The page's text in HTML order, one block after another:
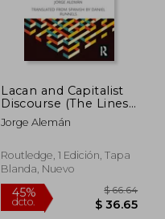
Lacan and Capitalist
Discourse (The Lines
of the Symbolic in
Psychoanalysis Series)
Jorge Alemán
Routledge, 1 Edición, Tapa
Blanda, Nuevo